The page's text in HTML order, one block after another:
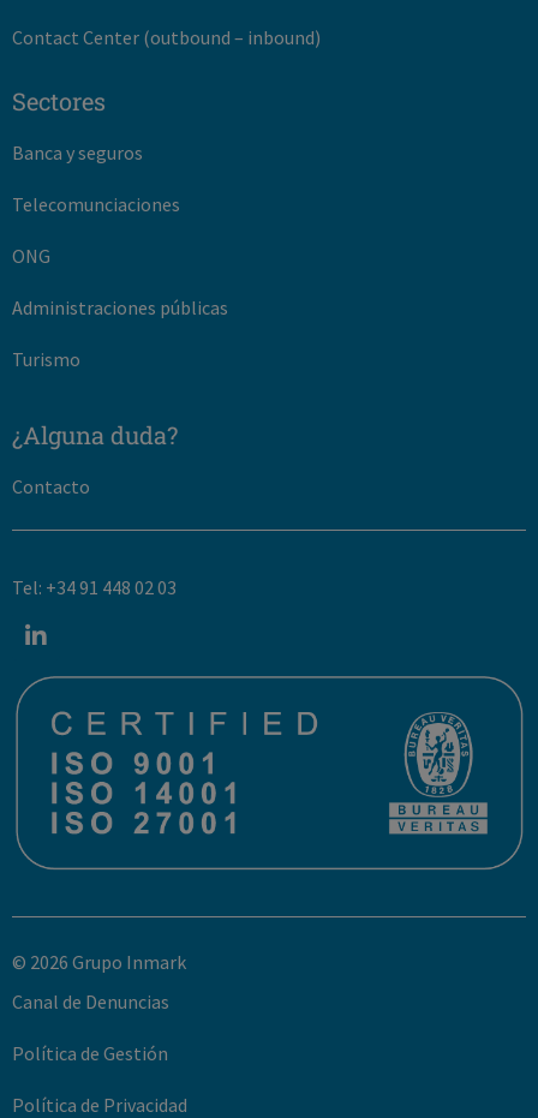
Contact Center (outbound – inbound)
Sectores
Banca y seguros
Telecomunciaciones
ONG
Administraciones públicas
Turismo
¿Alguna duda?
Contacto
Tel: +34 91 448 02 03
© 2026 Grupo Inmark
Canal de Denuncias
Política de Gestión
Política de Privacidad